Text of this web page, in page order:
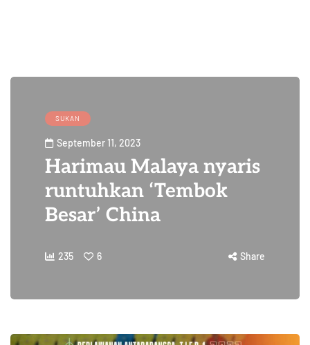
SUKAN
September 11, 2023
Harimau Malaya nyaris
runtuhkan ‘Tembok
Besar’ China
235 6 Share